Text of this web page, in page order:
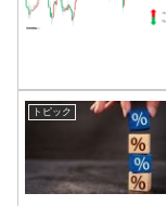
トピック